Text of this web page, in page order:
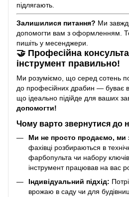
підлягають.
Залишилися питання? Ми
допомогти вам з оформленням.
пишіть у месенджери.
🤝 Професійна
інструмент правильно!
Ми розуміємо, що серед сотень
до професійних драбин — буває
що ідеально підійде для ваших
допомогти!
Чому варто звернутися до
Ми не просто продаємо, ми
фахівці розбираються в
фарбопульта чи набору
інструмент працював на вас
Індивідуальний підхід:
врожаю в саду чи для